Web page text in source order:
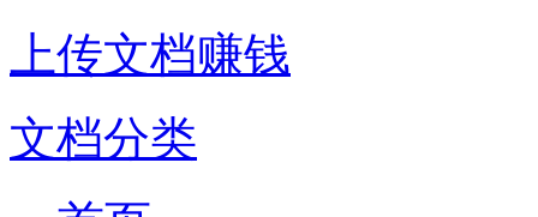
上传文档赚钱
文档分类